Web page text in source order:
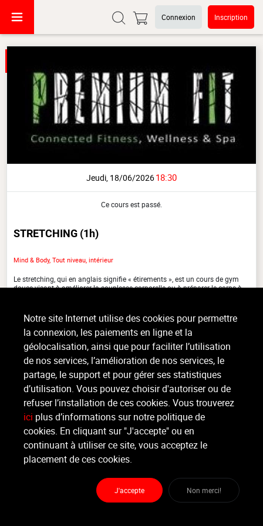
Connexion Inscription
Jeudi, 18/06/202618:30
Ce cours est passé.
STRETCHING(1h)
Mind & Body, Tout niveau, intérieur
Le stretching, qui en anglais signifie « étirements », est un cours de gym
douce visant à améliorer la souplesse corporelle ou à préparer le corps à
Organisateur
PREMIUMFIT WATERLOO
Moniteur
Raymonde .
Lieu : PremiumFit Waterloo
chaussée de Bruxelles 63 - 1410 Waterloo
Partager
Notre site Internet utilise des cookies pour permettre
la connexion, les paiements en ligne et la
géolocalisation, ainsi que pour faciliter l’utilisation
de nos services, l’amélioration de nos services, le
partage, le support et pour gérer ses statistiques
d’utilisation. Vous pouvez choisir d'autoriser ou de
refuser l’installation de ces cookies. Vous trouverez
ici plus d’informations sur notre politique de
cookies. En cliquant sur "J'accepte" ou en
continuant à utiliser ce site, vous acceptez le
placement de ces cookies.
J'accepte Non merci!